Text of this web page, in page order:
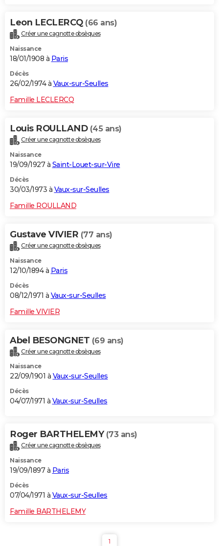
Leon LECLERCQ (66 ans)
Créer une cagnotte obsèques
Naissance
18/01/1908 à Paris
Décès
26/02/1974 à Vaux-sur-Seulles
Famille LECLERCQ
Louis ROULLAND (45 ans)
Créer une cagnotte obsèques
Naissance
19/09/1927 à Saint-Louet-sur-Vire
Décès
30/03/1973 à Vaux-sur-Seulles
Famille ROULLAND
Gustave VIVIER (77 ans)
Créer une cagnotte obsèques
Naissance
12/10/1894 à Paris
Décès
08/12/1971 à Vaux-sur-Seulles
Famille VIVIER
Abel BESONGNET (69 ans)
Créer une cagnotte obsèques
Naissance
22/09/1901 à Vaux-sur-Seulles
Décès
04/07/1971 à Vaux-sur-Seulles
Roger BARTHELEMY (73 ans)
Créer une cagnotte obsèques
Naissance
19/09/1897 à Paris
Décès
07/04/1971 à Vaux-sur-Seulles
Famille BARTHELEMY
1